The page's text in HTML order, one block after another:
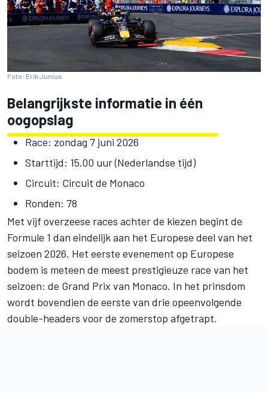
Foto: Erik Junius
Belangrijkste informatie in één
oogopslag
Race: zondag 7 juni 2026
Starttijd: 15.00 uur (Nederlandse tijd)
Circuit: Circuit de Monaco
Ronden: 78
Met vijf overzeese races achter de kiezen begint de
Formule 1 dan eindelijk aan het Europese deel van het
seizoen 2026. Het eerste evenement op Europese
bodem is meteen de meest prestigieuze race van het
seizoen: de Grand Prix van Monaco. In het prinsdom
wordt bovendien de eerste van drie opeenvolgende
double-headers voor de zomerstop afgetrapt.